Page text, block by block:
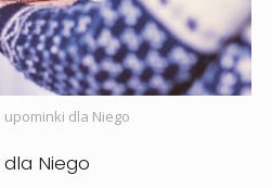
upominki dla Niego
Niego